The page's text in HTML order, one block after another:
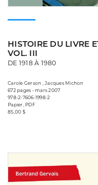
HISTOIRE DU LIVRE
VOL. III
DE 1918 À 1980
Carole Gerson , Jacques Michon
672 pages • mars 2007
978-2-7606-1998-2
Papier, PDF
85,00 $